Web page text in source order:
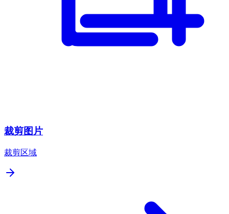
裁剪图片
裁剪区域